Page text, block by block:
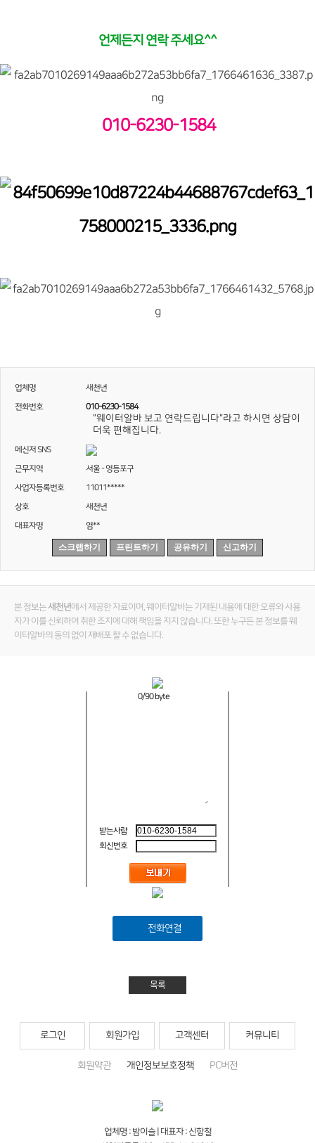
언제든지 연락 주세요^^
010-6230-1584
업체명
새천년
전화번호
010-6230-1584
"웨이터알바 보고 연락드립니다"라고 하시면 상담이
더욱 편해집니다.
메신저 SNS
근무지역
서울 - 영등포구
사업자등록번호
11011*****
상호
새천년
대표자명
염**
스크랩하기 프린트하기 공유하기 신고하기
본 정보는새천년에서 제공한 자료이며, 웨이터알바는 기재된 내용에 대한 오류와 사용
자가 이를 신뢰하여 취한 조치에 대해 책임을 지지 않습니다. 또한 누구든 본 정보를 웨
이터알바의 동의 없이 재배포 할 수 없습니다.
0/90 byte
받는사람
회신번호
전화연결
목록
로그인 회원가입 고객센터 커뮤니티
회원약관 개인정보보호정책 PC버전
업체명 : 밤이슬 | 대표자 : 신항철